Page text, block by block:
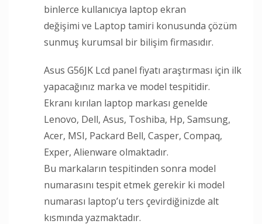
binlerce kullanıcıya laptop ekran
değişimi ve Laptop tamiri konusunda çözüm
sunmuş kurumsal bir bilişim firmasıdır.
Asus G56JK Lcd panel fiyatı araştırması için ilk
yapacağınız marka ve model tespitidir.
Ekranı kırılan laptop markası genelde
Lenovo, Dell, Asus, Toshiba, Hp, Samsung,
Acer, MSI, Packard Bell, Casper, Compaq,
Exper, Alienware olmaktadır.
Bu markaların tespitinden sonra model
numarasını tespit etmek gerekir ki model
numarası laptop’u ters çevirdiğinizde alt
kısmında yazmaktadır.